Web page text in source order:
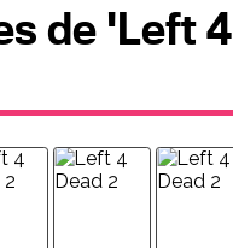
de 'Left